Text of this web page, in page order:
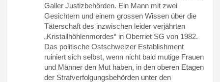
Galler Justizbehörden. Ein Mann mit zwei
Gesichtern und einem grossen Wissen über die
Täterschaft des inzwischen leider verjährten
„Kristallhöhlenmordes“ in Oberriet SG von 1982.
Das politische Ostschweizer Establishment
ruiniert sich selbst, wenn nicht bald mutige Frauen
und Männer den Mut haben, in den oberen Etagen
der Strafverfolgungsbehörden unter den